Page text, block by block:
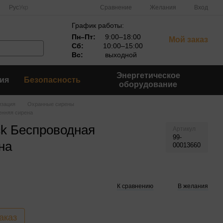
Рус Сравнение Желания Вход
График работы:
Пн–Пт:
9:00–18:00
Сб:
10:00–15:00
Вс:
выходной
Мой заказ
Безопасность
Энергетическое
оборудование
Охранные сирены
сирена
Беспроводная
99-
00013660
К сравнению В желания